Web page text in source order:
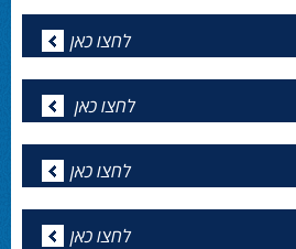
לחצו כאן
לחצו כאן
לחצו כאן
לחצו כאן